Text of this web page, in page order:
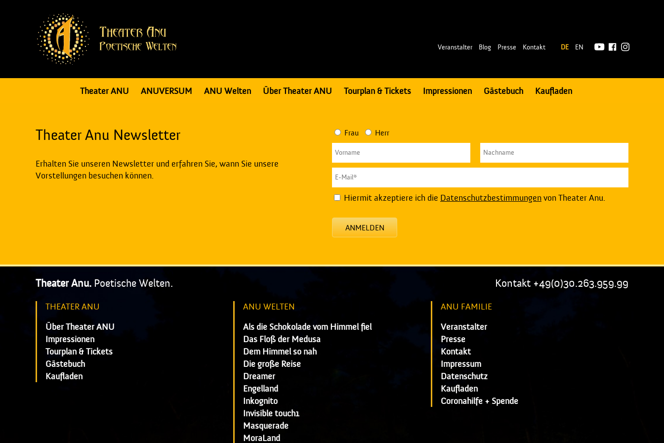
Veranstalter Blog Presse Kontakt DE EN
Theater ANU ANUVERSUM ANU Welten Über Theater ANU Tourplan & Tickets Impressionen Gästebuch Kaufladen
Theater Anu Newsletter
Erhalten Sie unseren Newsletter und erfahren Sie, wann Sie unsere
Vorstellungen besuchen können.
Frau Herr
Hiermit akzeptiere ich die Datenschutzbestimmungenvon Theater Anu.
ANMELDEN
Theater Anu. Poetische Welten. Kontakt +49(0)30.263.959.99
THEATER ANU
Über Theater ANU
Impressionen
Tourplan & Tickets
Gästebuch
Kaufladen
ANU WELTEN
Als die Schokolade vom Himmel fiel
Das Floß der Medusa
Dem Himmel so nah
Die große Reise
Dreamer
Engelland
Inkognito
Invisible touch1
Masquerade
MoraLand
ANU FAMILIE
Veranstalter
Presse
Kontakt
Impressum
Datenschutz
Kaufladen
Coronahilfe + Spende